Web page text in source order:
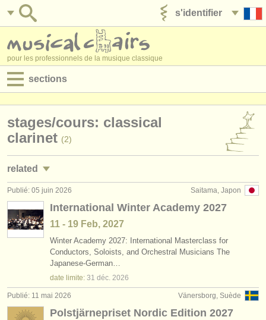
s'identifier
pour les professionnels de la musique classique
sections
jobs - performance
jobs - administration
degree courses
stages/ cours
concours/prix
instruments à vendre
instruments volés
stages/cours: classical
clarinet (2)
related
jobs - performance: clarinette
jobs - enseignement: clarinette
masterclass clarinette (13)
degree courses: clarinette (9)
degree courses: classical clarinet
Saitama, Japon
Publié: 05 juin 2026
International Winter Academy 2027
11 - 19 Feb, 2027
Winter Academy 2027: International Masterclass for
Conductors, Soloists, and Orchestral Musicians The
Japanese-German…
date limite: 31 déc. 2026
Vänersborg, Suède
Publié: 11 mai 2026
Polstjärnepriset Nordic Edition 2027